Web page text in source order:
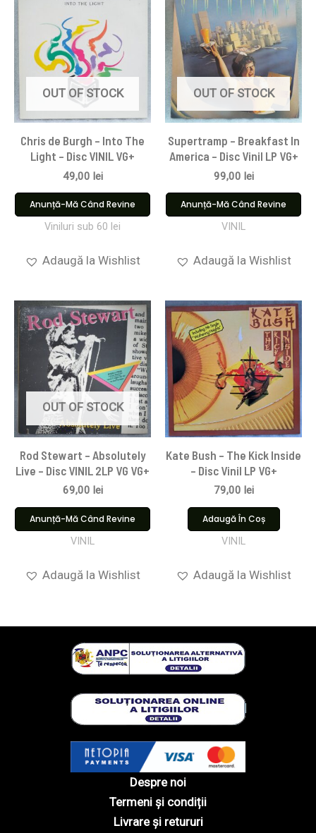
OUT OF STOCK
Chris de Burgh – Into The
Light – Disc VINIL VG+
49,00 lei
Anunță-Mă Când Revine
Viniluri sub 60 lei
Adaugă la Wishlist
OUT OF STOCK
Supertramp – Breakfast In
America – Disc Vinil LP VG+
99,00 lei
Anunță-Mă Când Revine
VINIL
Adaugă la Wishlist
OUT OF STOCK
Rod Stewart – Absolutely
Live – Disc VINIL 2LP VG VG+
69,00 lei
Anunță-Mă Când Revine
VINIL
Adaugă la Wishlist
Kate Bush – The Kick Inside
– Disc Vinil LP VG+
79,00 lei
Adaugă În Coș
VINIL
Adaugă la Wishlist
Despre noi
Termeni și condiții
Livrare și retururi